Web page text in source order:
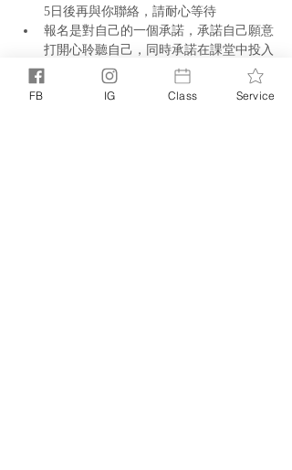
5日後再與你聯絡，請耐心等待
報名是對自己的一個承諾，承諾自己願意
打開心聆聽自己，同時承諾在課堂中投入
參與
請考慮清楚才作報名
FB IG Class Service